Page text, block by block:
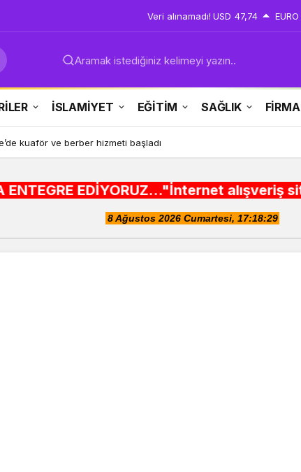
Veri alınamadı! USD 47,74 EURO
Aramak istediğiniz kelimeyi yazın..
İSLAMİYET EĞİTİM SAĞLIK
kuaför ve berber hizmeti başladı
EDİYORUZ..."İnternet alışveriş